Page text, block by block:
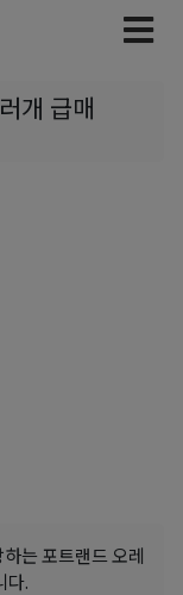
개 급매
는 포트랜드 오레
다.